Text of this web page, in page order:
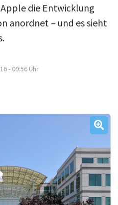
die Entwicklung
anordnet – und es sieht
- 09:56 Uhr